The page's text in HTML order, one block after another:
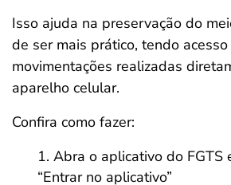
Isso ajuda na preservação do
de ser mais prático, tendo
movimentações realizadas
aparelho celular.
Confira como fazer:
Abra o aplicativo do FGTS
“Entrar no aplicativo”